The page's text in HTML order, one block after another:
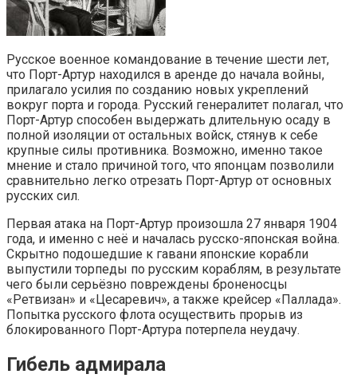
Русское военное командование в течение шести лет,
что Порт-Артур находился в аренде до начала войны,
прилагало усилия по созданию новых укреплений
вокруг порта и города. Русский генералитет полагал, что
Порт-Артур способен выдержать длительную осаду в
полной изоляции от остальных войск, стянув к себе
крупные силы противника. Возможно, именно такое
мнение и стало причиной того, что японцам позволили
сравнительно легко отрезать Порт-Артур от основных
русских сил.
Первая атака на Порт-Артур произошла 27 января 1904
года, и именно с неё и началась русско-японская война.
Скрытно подошедшие к гавани японские корабли
выпустили торпеды по русским кораблям, в результате
чего были серьёзно повреждены броненосцы
«Ретвизан» и «Цесаревич», а также крейсер «Паллада».
Попытка русского флота осуществить прорыв из
блокированного Порт-Артура потерпела неудачу.
Гибель адмирала